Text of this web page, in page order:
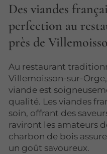
Des viandes
perfection au
près de
Au restaurant
Villemoisson-sur-
viande est
qualité. Les viandes
soin, offrant des
raviront les amateurs
charbon de bois
un goût savoureux.